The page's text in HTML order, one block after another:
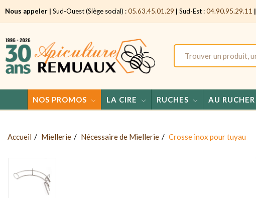
Nous appeler | Sud-Ouest (Siège social) :05.63.45.01.29 | Sud-Est :04.90.95.29.11 |
NOS PROMOS LA CIRE RUCHES AU RUCHER
Accueil Miellerie Nécessaire de Miellerie Crosse inox pour tuyau